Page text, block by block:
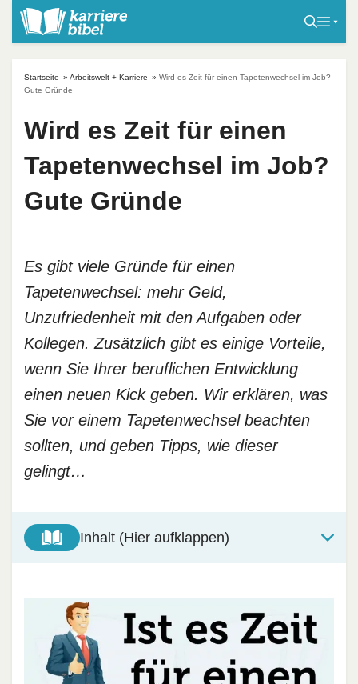
Startseite » Arbeitswelt + Karriere » Wird es Zeit für einen Tapetenwechsel im Job?
Gute Gründe
Wird es Zeit für einen
Tapetenwechsel im Job?
Gute Gründe
Es gibt viele Gründe für einen
Tapetenwechsel: mehr Geld,
Unzufriedenheit mit den Aufgaben oder
Kollegen. Zusätzlich gibt es einige Vorteile,
wenn Sie Ihrer beruflichen Entwicklung
einen neuen Kick geben. Wir erklären, was
Sie vor einem Tapetenwechsel beachten
sollten, und geben Tipps, wie dieser
gelingt…
Inhalt (Hier aufklappen)